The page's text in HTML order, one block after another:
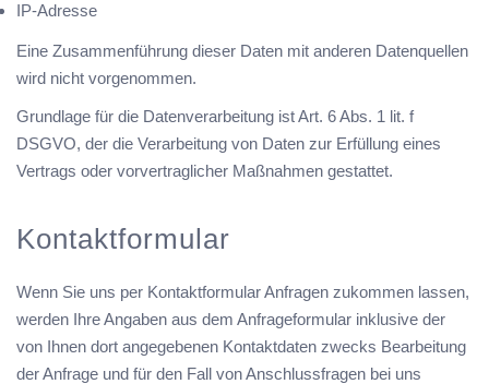
IP-Adresse
Eine Zusammenführung dieser Daten mit anderen Datenquellen
wird nicht vorgenommen.
Grundlage für die Datenverarbeitung ist Art. 6 Abs. 1 lit. f
DSGVO, der die Verarbeitung von Daten zur Erfüllung eines
Vertrags oder vorvertraglicher Maßnahmen gestattet.
Kontaktformular
Wenn Sie uns per Kontaktformular Anfragen zukommen lassen,
werden Ihre Angaben aus dem Anfrageformular inklusive der
von Ihnen dort angegebenen Kontaktdaten zwecks Bearbeitung
der Anfrage und für den Fall von Anschlussfragen bei uns